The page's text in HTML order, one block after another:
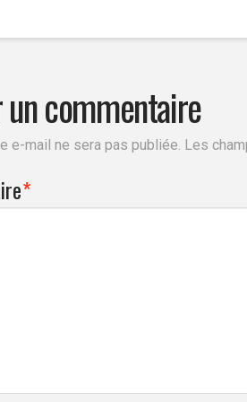
un commentaire
e-mail ne sera pas publiée. Les
*